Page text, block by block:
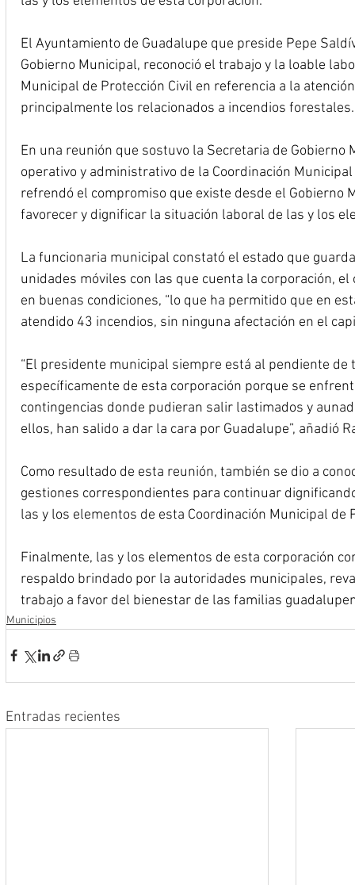
El Ayuntamiento de Guadalupe que preside Pepe
Gobierno Municipal, reconoció el trabajo y la loable
Municipal de Protección Civil en referencia a la
principalmente los relacionados a incendios forestales.
En una reunión que sostuvo la Secretaria de
operativo y administrativo de la Coordinación
refrendó el compromiso que existe desde el Gobierno
favorecer y dignificar la situación laboral de las y los
La funcionaria municipal constató el estado que
unidades móviles con las que cuenta la corporación,
en buenas condiciones, “lo que ha permitido que en
atendido 43 incendios, sin ninguna afectación en el
“El presidente municipal siempre está al pendiente
específicamente de esta corporación porque se
contingencias donde pudieran salir lastimados y
ellos, han salido a dar la cara por Guadalupe”, añadió
Como resultado de esta reunión, también se dio a
gestiones correspondientes para continuar
las y los elementos de esta Coordinación Municipal de
Finalmente, las y los elementos de esta corporación
respaldo brindado por la autoridades municipales,
trabajo a favor del bienestar de las familias
Municipios
Entradas recientes